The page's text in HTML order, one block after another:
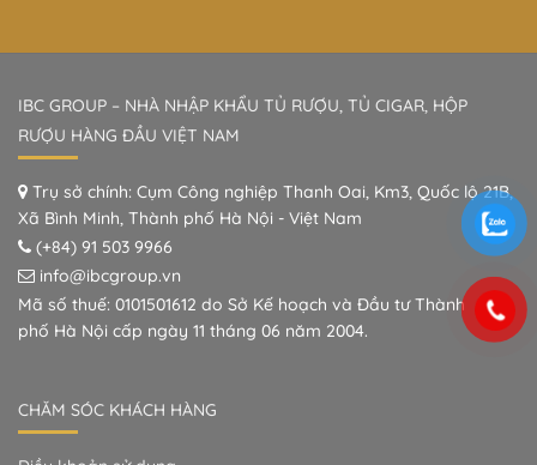
IBC GROUP – NHÀ NHẬP KHẨU TỦ RƯỢU, TỦ CIGAR, HỘP
RƯỢU HÀNG ĐẦU VIỆT NAM
Trụ sở chính: Cụm Công nghiệp Thanh Oai, Km3, Quốc lộ 21B,
Xã Bình Minh, Thành phố Hà Nội - Việt Nam
(+84) 91 503 9966
info@ibcgroup.vn
Mã số thuế: 0101501612 do Sở Kế hoạch và Đầu tư Thành
phố Hà Nội cấp ngày 11 tháng 06 năm 2004.
CHĂM SÓC KHÁCH HÀNG